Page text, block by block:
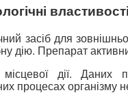
властивості
засіб для
дію. Препарат
місцевої дії.
процесах організму